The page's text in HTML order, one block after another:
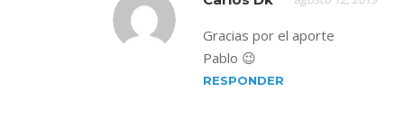
Gracias por el aporte
Pablo 😉
RESPONDER